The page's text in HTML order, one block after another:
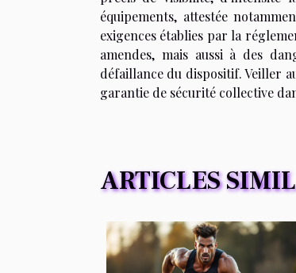
équipements, attestée
exigences établies par la
amendes, mais aussi à des
défaillance du dispositif. Veiller
garantie de sécurité collective
ARTICLES